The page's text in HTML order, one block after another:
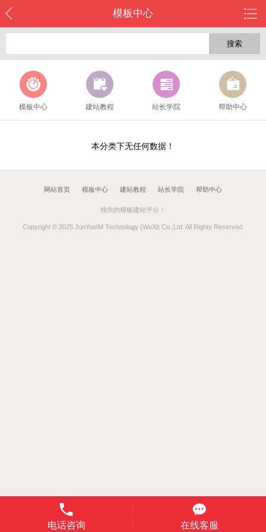
模板中心
搜索
模板中心 建站教程 站长学院 帮助中心
本分类下无任何数据！
网站首页 模板中心 建站教程 站长学院 帮助中心
领先的模板建站平台！
Copyright © 2025 JunYueIM Technology (WuXi) Co.,Ltd. All Rights Reserved.
电话咨询 在线客服